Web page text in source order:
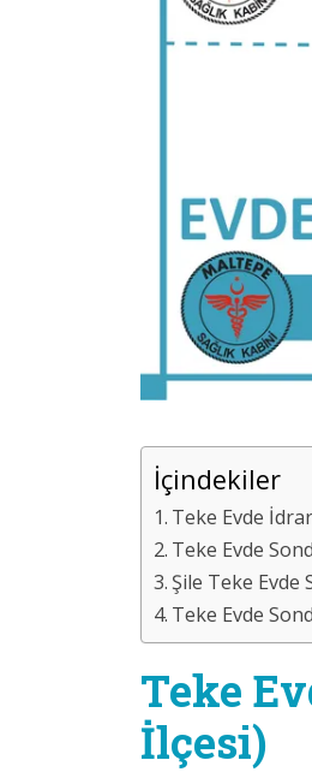
İçindekiler
Teke Evde
Teke Evde
Şile Teke Evde
Teke Evde
Teke
İlçesi)